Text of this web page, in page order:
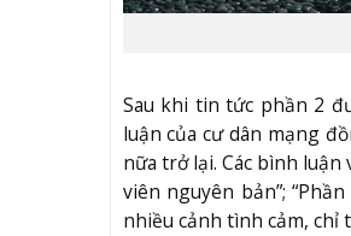
Sau khi tin tức phần 2
luận của cư dân mạng
nữa trở lại. Các bình
viên nguyên bản”;
nhiều cảnh tình cảm, chỉ